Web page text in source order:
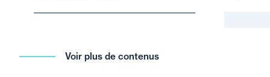
Voir plus de contenus